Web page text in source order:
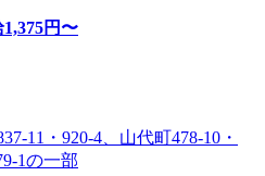
1,375円〜
11・920-4、山代町478-10・
1の一部